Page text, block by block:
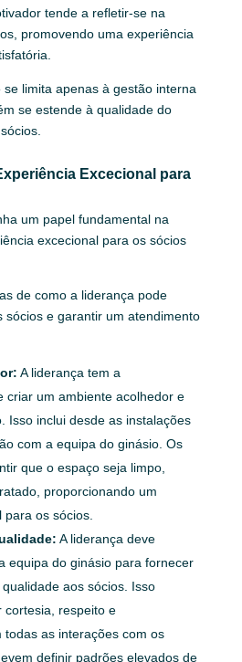
tende a refletir-se na
promovendo uma experiência
limita apenas à gestão interna
se estende à qualidade do
Excecional para
um papel fundamental na
excecional para os sócios
de como a liderança pode
sócios e garantir um atendimento
A liderança tem a
criar um ambiente acolhedor e
Isso inclui desde as instalações
com a equipa do ginásio. Os
que o espaço seja limpo,
proporcionando um
os sócios.
A liderança deve
equipa do ginásio para fornecer
aos sócios. Isso
cortesia, respeito e
todas as interações com os
definir padrões elevados de